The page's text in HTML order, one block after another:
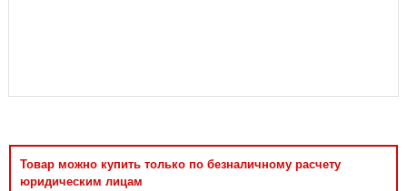
Товар можно купить только по безналичному расчету
юридическим лицам